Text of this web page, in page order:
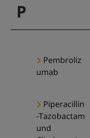
P
Pembroliz
umab
Piperacillin
-Tazobactam
und